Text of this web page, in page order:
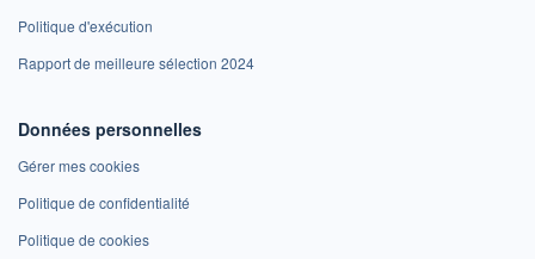
Politique d'exécution
Rapport de meilleure sélection 2024
Données personnelles
Gérer mes cookies
Politique de confidentialité
Politique de cookies